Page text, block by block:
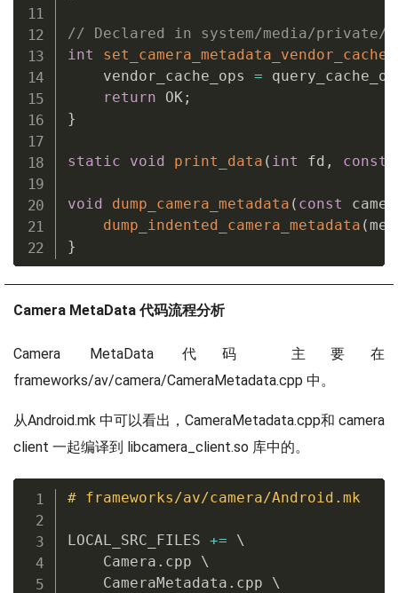
for
( index = 0; index < src ->
if
(search_entry-> tag ==
break
}
}
}
int
*
    size_t data_bytes
=
// Shift data buffer to
uint8_t *end = start +
        size_t length
= dst ->
memmove
, length
// Update all entry indices
for
( i 0 i
if
(
                e
-> data .
// Declared in system/media/private/
int
    vendor_cache_ops
=
return OK;
}
static void print_data ( int fd , const
void dump_camera_metadata ( const
dump_indented_camera_metadata (
}
Camera MetaData 代码流程分析
Camera MetaData 代码 主要在
frameworks/av/camera/CameraMetadata.cpp 中。
从Android.mk 中可以看出，CameraMetadata.cpp和 camera
client 一起编译到 libcamera_client.so 库中的。
# frameworks/av/camera/Android.mk
LOCAL_SRC_FILES += \
    Camera
. cpp \
    CameraMetadata
. cpp \